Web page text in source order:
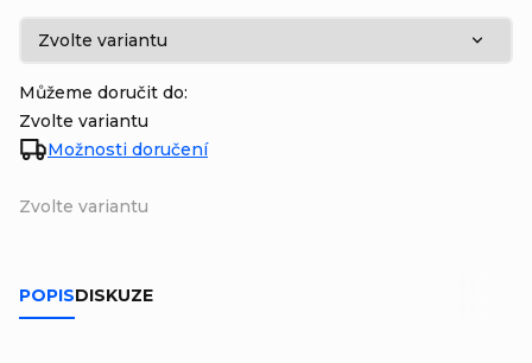
Zvolte variantu
Můžeme doručit do:
Zvolte variantu
Možnosti doručení
POPISDISKUZE